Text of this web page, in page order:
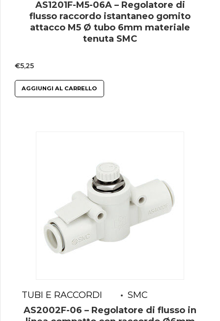
AS1201F-M5-06A – Regolatore di
flusso raccordo istantaneo gomito
attacco M5 Ø tubo 6mm materiale
tenuta SMC
€5,25
AGGIUNGI AL CARRELLO
TUBI E RACCORDI
SMC
AS2002F-06 – Regolatore di flusso in